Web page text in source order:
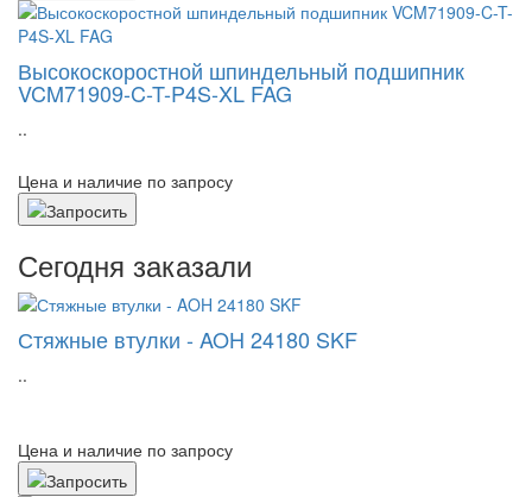
Высокоскоростной шпиндельный подшипник
VCM71909-C-T-P4S-XL FAG
..
Цена и наличие по запросу
Сегодня заказали
Стяжные втулки - AOH 24180 SKF
..
Цена и наличие по запросу